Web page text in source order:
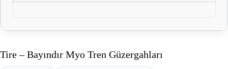
Tire – Bayındır Myo Tren Güzergahları